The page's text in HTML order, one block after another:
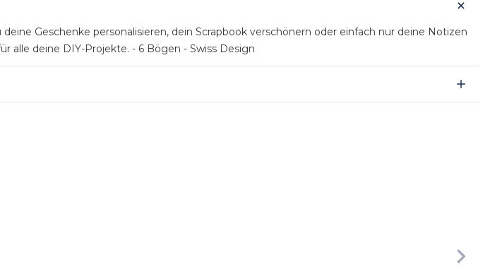
Geschenke personalisieren, dein Scrapbook verschönern oder einfach nur deine Notizen
alle deine DIY-Projekte. - 6 Bögen - Swiss Design